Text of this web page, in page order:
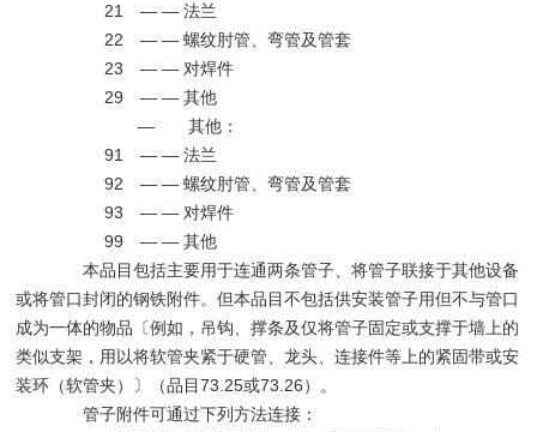
21 — — 法兰
22 — — 螺纹肘管、弯管及管套
23 — — 对焊件
29 — — 其他
— 其他：
91 — — 法兰
92 — — 螺纹肘管、弯管及管套
93 — — 对焊件
99 — — 其他
本品目包括主要用于连通两条管子、将管子联接于其他设备
或将管口封闭的钢铁附件。但本品目不包括供安装管子用但不与管口
成为一体的物品〔例如，吊钩、撑条及仅将管子固定或支撑于墙上的
类似支架，用以将软管夹紧于硬管、龙头、连接件等上的紧固带或安
装环（软管夹）〕（品目73.25或73.26）。
管子附件可通过下列方法连接：